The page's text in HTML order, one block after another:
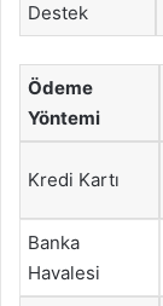
Destek
Ödeme
Yöntemi
Kredi Kartı
Banka
Havalesi